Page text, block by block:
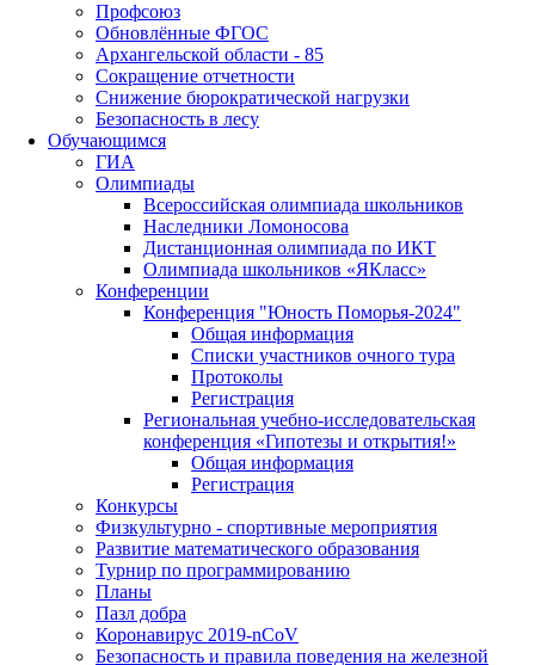
Профсоюз
Обновлённые ФГОС
Архангельской области - 85
Сокращение отчетности
Снижение бюрократической нагрузки
Безопасность в лесу
Обучающимся
ГИА
Олимпиады
Всероссийская олимпиада школьников
Наследники Ломоносова
Дистанционная олимпиада по ИКТ
Олимпиада школьников «ЯКласс»
Конференции
Конференция "Юность Поморья-2024"
Общая информация
Списки участников очного тура
Протоколы
Регистрация
Региональная учебно-исследовательская
конференция «Гипотезы и открытия!»
Общая информация
Регистрация
Конкурсы
Физкультурно - спортивные мероприятия
Развитие математического образования
Турнир по программированию
Планы
Пазл добра
Коронавирус 2019-nCoV
Безопасность и правила поведения на железной